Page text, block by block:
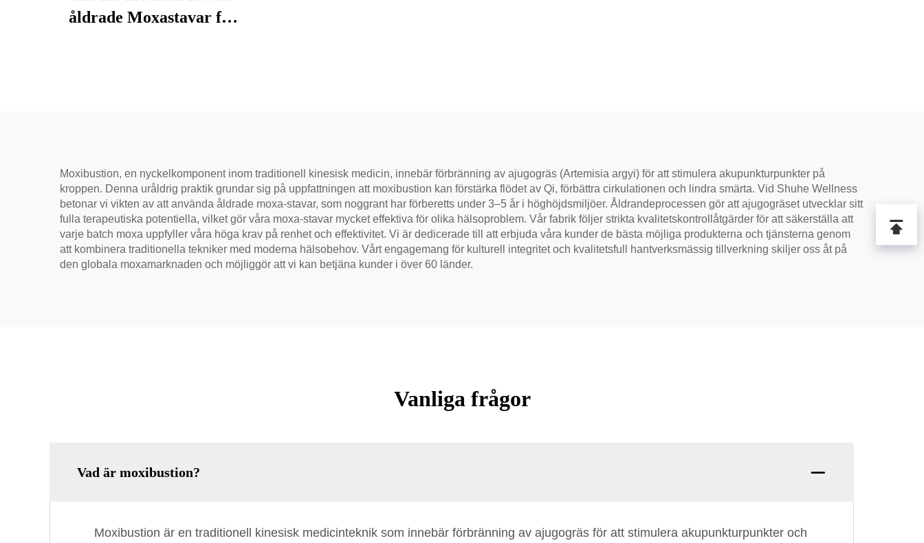
åldrade Moxastavar för
Moxibustion, en nyckelkomponent inom traditionell kinesisk medicin, innebär förbränning av ajugogräs (Artemisia argyi) för att stimulera akupunkturpunkter på
kroppen. Denna uråldrig praktik grundar sig på uppfattningen att moxibustion kan förstärka flödet av Qi, förbättra cirkulationen och lindra smärta. Vid Shuhe Wellness
betonar vi vikten av att använda åldrade moxa-stavar, som noggrant har förberetts under 3–5 år i höghöjdsmiljöer. Åldrandeprocessen gör att ajugogräset utvecklar sitt
fulla terapeutiska potentiella, vilket gör våra moxa-stavar mycket effektiva för olika hälsoproblem. Vår fabrik följer strikta kvalitetskontrollåtgärder för att säkerställa att
varje batch moxa uppfyller våra höga krav på renhet och effektivitet. Vi är dedicerade till att erbjuda våra kunder de bästa möjliga produkterna och tjänsterna genom
att kombinera traditionella tekniker med moderna hälsobehov. Vårt engagemang för kulturell integritet och kvalitetsfull hantverksmässig tillverkning skiljer oss åt på
den globala moxamarknaden och möjliggör att vi kan betjäna kunder i över 60 länder.
Vanliga frågor
Vad är moxibustion?
Moxibustion är en traditionell kinesisk medicinteknik som innebär förbränning av ajugogräs för att stimulera akupunkturpunkter och